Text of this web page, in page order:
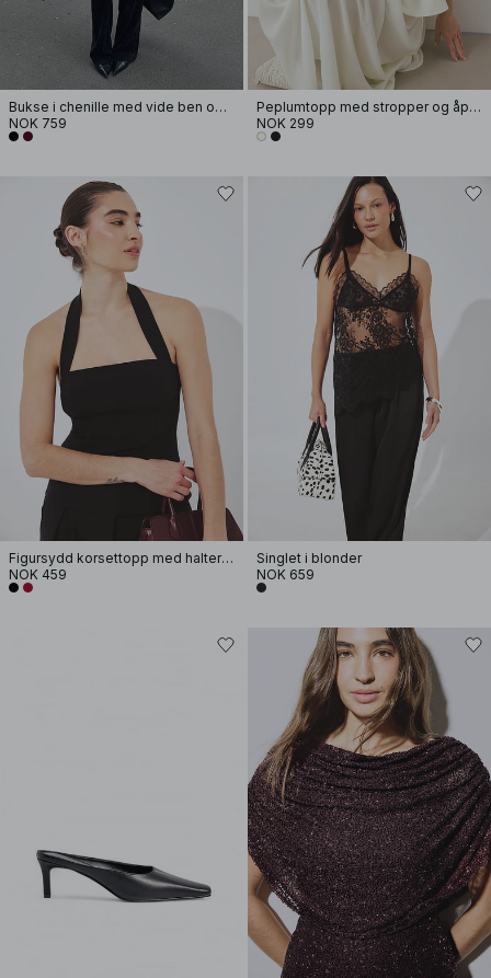
Bukse i chenille med vide ben og lav høyde
NOK 759
Peplumtopp med stropper og åpen rygg
NOK 299
Figursydd korsettopp med halterneck
NOK 459
Singlet i blonder
NOK 659